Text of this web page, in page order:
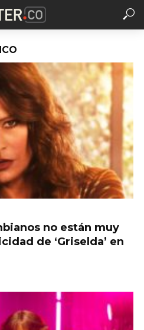
no están muy
de ‘Griselda’ en